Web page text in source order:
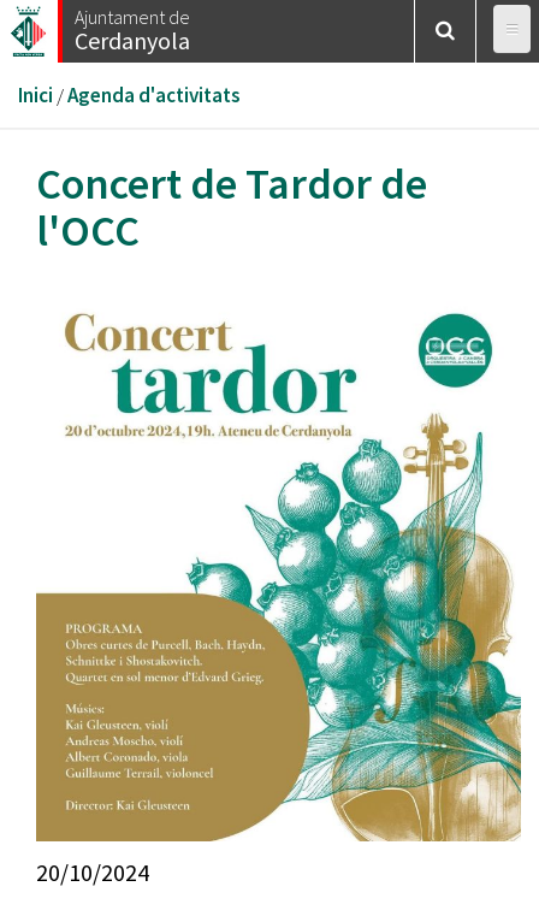
Vés
al
Ajuntament de
Cerdanyola
Esteu
aquí
Inici /Agenda d'activitats
Concert de Tardor de
l'OCC
20/10/2024